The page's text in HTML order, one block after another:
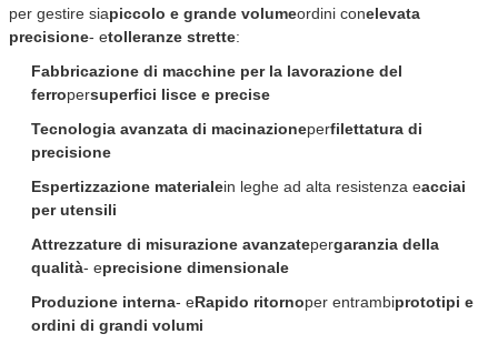
per gestire siapiccolo e grande volumeordini conelevata
precisione- etolleranze strette:
Fabbricazione di macchine per la lavorazione del
ferropersuperfici lisce e precise
Tecnologia avanzata di macinazioneperfilettatura di
precisione
Espertizzazione materialein leghe ad alta resistenza eacciai
per utensili
Attrezzature di misurazione avanzatepergaranzia della
qualità- eprecisione dimensionale
Produzione interna- eRapido ritornoper entrambiprototipi e
ordini di grandi volumi